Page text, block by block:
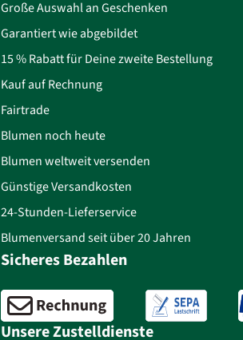
Große Auswahl an Geschenken
Garantiert wie abgebildet
15 % Rabatt für Deine zweite Bestellung
Kauf auf Rechnung
Fairtrade
Blumen noch heute
Blumen weltweit versenden
Günstige Versandkosten
24-Stunden-Lieferservice
Blumenversand seit über 20 Jahren
Sicheres Bezahlen
Unsere Zustelldienste